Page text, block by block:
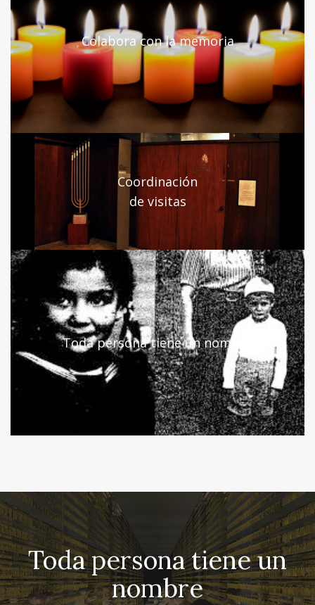
Colabora con la memoria
Coordinación
de visitas
Toda persona tiene un nombre
Toda persona tiene un
nombre